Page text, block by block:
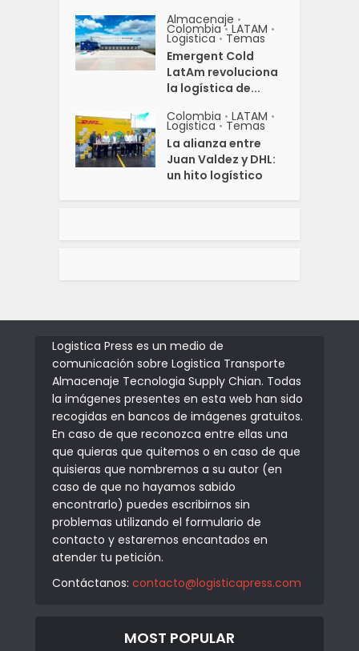
Almacenaje •
Colombia • LATAM •
Logistica • Temas
Emergent Cold
LatAm revoluciona
la logística de...
Colombia • LATAM •
Logistica • Temas
La alianza entre
Juan Valdez y DHL:
un hito logístico
Logistica Press es un medio de
comunicación sobre Logistica Transporte
Almacenaje Tecnologia Supply Chian. Todas
la imágenes presentes en esta web han sido
recogidas en bancos de imágenes gratuitos.
En caso de que reconozca entre ellas una
que quieras que quitemos o en caso de que
quisieras que nombremos a su autor (en
caso de que no hayamos sabido
encontrarlo) puedes escribirnos sin
problemas utilizando el formulario de
contacto y estaremos encantados en
atender tu petición.
Contáctanos: contacto@logisticapress.com
MOST POPULAR